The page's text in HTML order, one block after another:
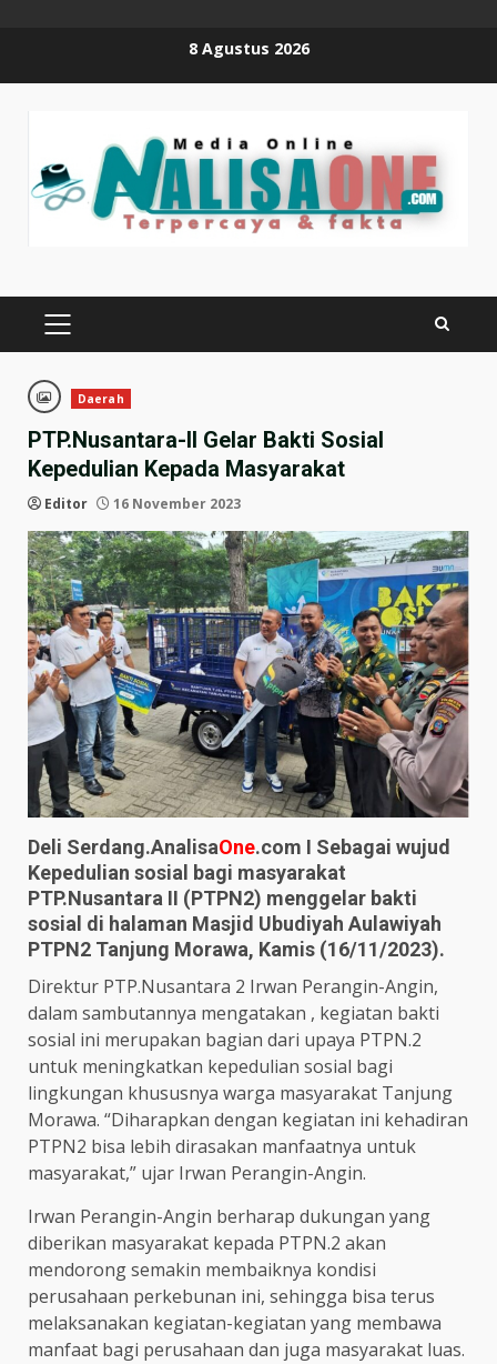
8 Agustus 2026
PRIMARY
Daerah
PTP.Nusantara-II Gelar Bakti Sosial
Kepedulian Kepada Masyarakat
Editor 16 November 2023
Deli Serdang.AnalisaOne.com I Sebagai wujud
Kepedulian sosial bagi masyarakat
PTP.Nusantara II (PTPN2) menggelar bakti
sosial di halaman Masjid Ubudiyah Aulawiyah
PTPN2 Tanjung Morawa, Kamis (16/11/2023).
Direktur PTP.Nusantara 2 Irwan Perangin-Angin,
dalam sambutannya mengatakan , kegiatan bakti
sosial ini merupakan bagian dari upaya PTPN.2
untuk meningkatkan kepedulian sosial bagi
lingkungan khususnya warga masyarakat Tanjung
Morawa. “Diharapkan dengan kegiatan ini kehadiran
PTPN2 bisa lebih dirasakan manfaatnya untuk
masyarakat,” ujar Irwan Perangin-Angin.
Irwan Perangin-Angin berharap dukungan yang
diberikan masyarakat kepada PTPN.2 akan
mendorong semakin membaiknya kondisi
perusahaan perkebunan ini, sehingga bisa terus
melaksanakan kegiatan-kegiatan yang membawa
manfaat bagi perusahaan dan juga masyarakat luas.